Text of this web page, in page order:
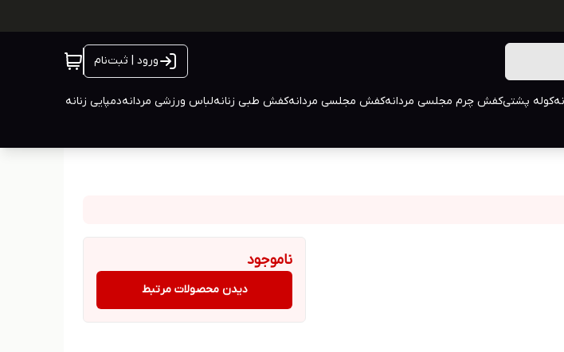
ورود | ثبت‌نام
کوله پشتیکفش چرم مجلسی مردانهکفش مجلسی مردانهکفش طبی زنانهلباس ورزشی مردانهدمپایی زنانه
ناموجود
دیدن محصولات مرتبط